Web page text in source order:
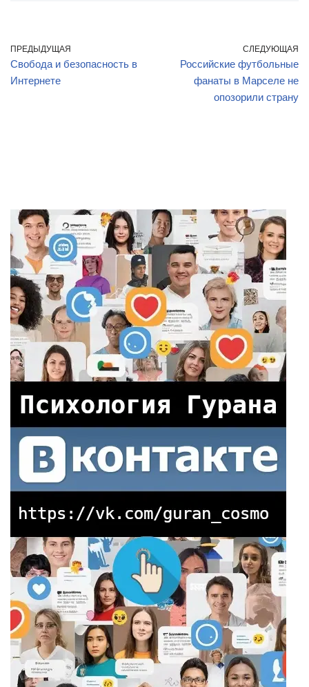
ПРЕДЫДУЩАЯ
Свобода и безопасность в
Интернете
СЛЕДУЮЩАЯ
Российские футбольные
фанаты в Марселе не
опозорили страну